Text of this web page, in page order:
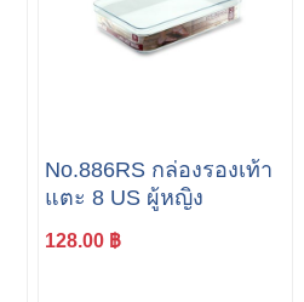
No.886RS กล่องรองเท้า
แตะ 8 US ผู้หญิง
128.00 ฿